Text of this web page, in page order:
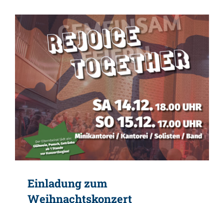
Einladung zum
Weihnachtskonzert